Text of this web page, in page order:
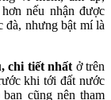
nếu nhận được
đà, nhưng bật mí là
chi tiết nhất ở trên
khi tới đất nước
cũng nên tham